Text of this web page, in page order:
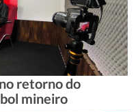
retorno do
mineiro